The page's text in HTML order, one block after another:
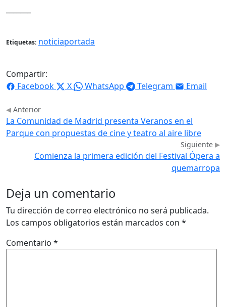
Etiquetas: noticiaportada
Compartir:
Facebook
X WhatsApp Telegram Email
Anterior
La Comunidad de Madrid presenta Veranos en el
Parque con propuestas de cine y teatro al aire libre
Siguiente
Comienza la primera edición del Festival Ópera a
quemarropa
Deja un comentario
Tu dirección de correo electrónico no será publicada.
Los campos obligatorios están marcados con *
Comentario *